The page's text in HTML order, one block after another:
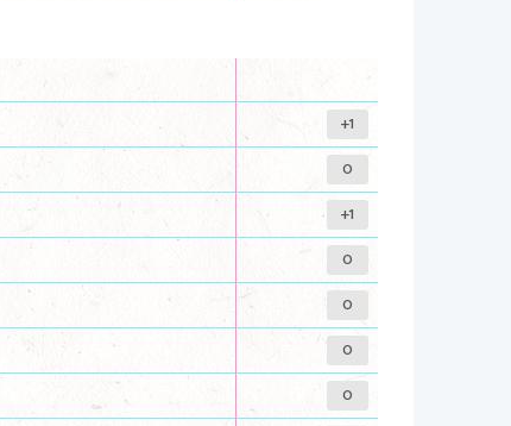
+1
0
+1
0
0
0
0